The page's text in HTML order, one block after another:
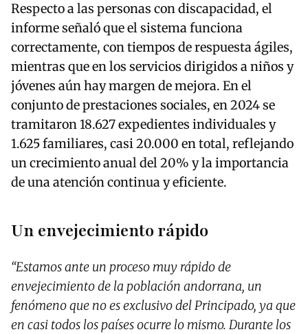
Respecto a las personas con discapacidad, el
informe señaló que el sistema funciona
correctamente, con tiempos de respuesta ágiles,
mientras que en los servicios dirigidos a niños y
jóvenes aún hay margen de mejora. En el
conjunto de prestaciones sociales, en 2024 se
tramitaron 18.627 expedientes individuales y
1.625 familiares, casi 20.000 en total, reflejando
un crecimiento anual del 20% y la importancia
de una atención continua y eficiente.
Un envejecimiento rápido
“Estamos ante un proceso muy rápido de
envejecimiento de la población andorrana, un
fenómeno que no es exclusivo del Principado, ya que
en casi todos los países ocurre lo mismo. Durante los